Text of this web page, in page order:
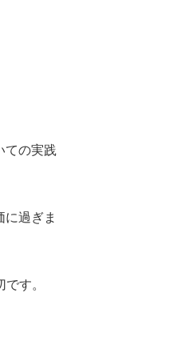
ての実践
過ぎま
す。